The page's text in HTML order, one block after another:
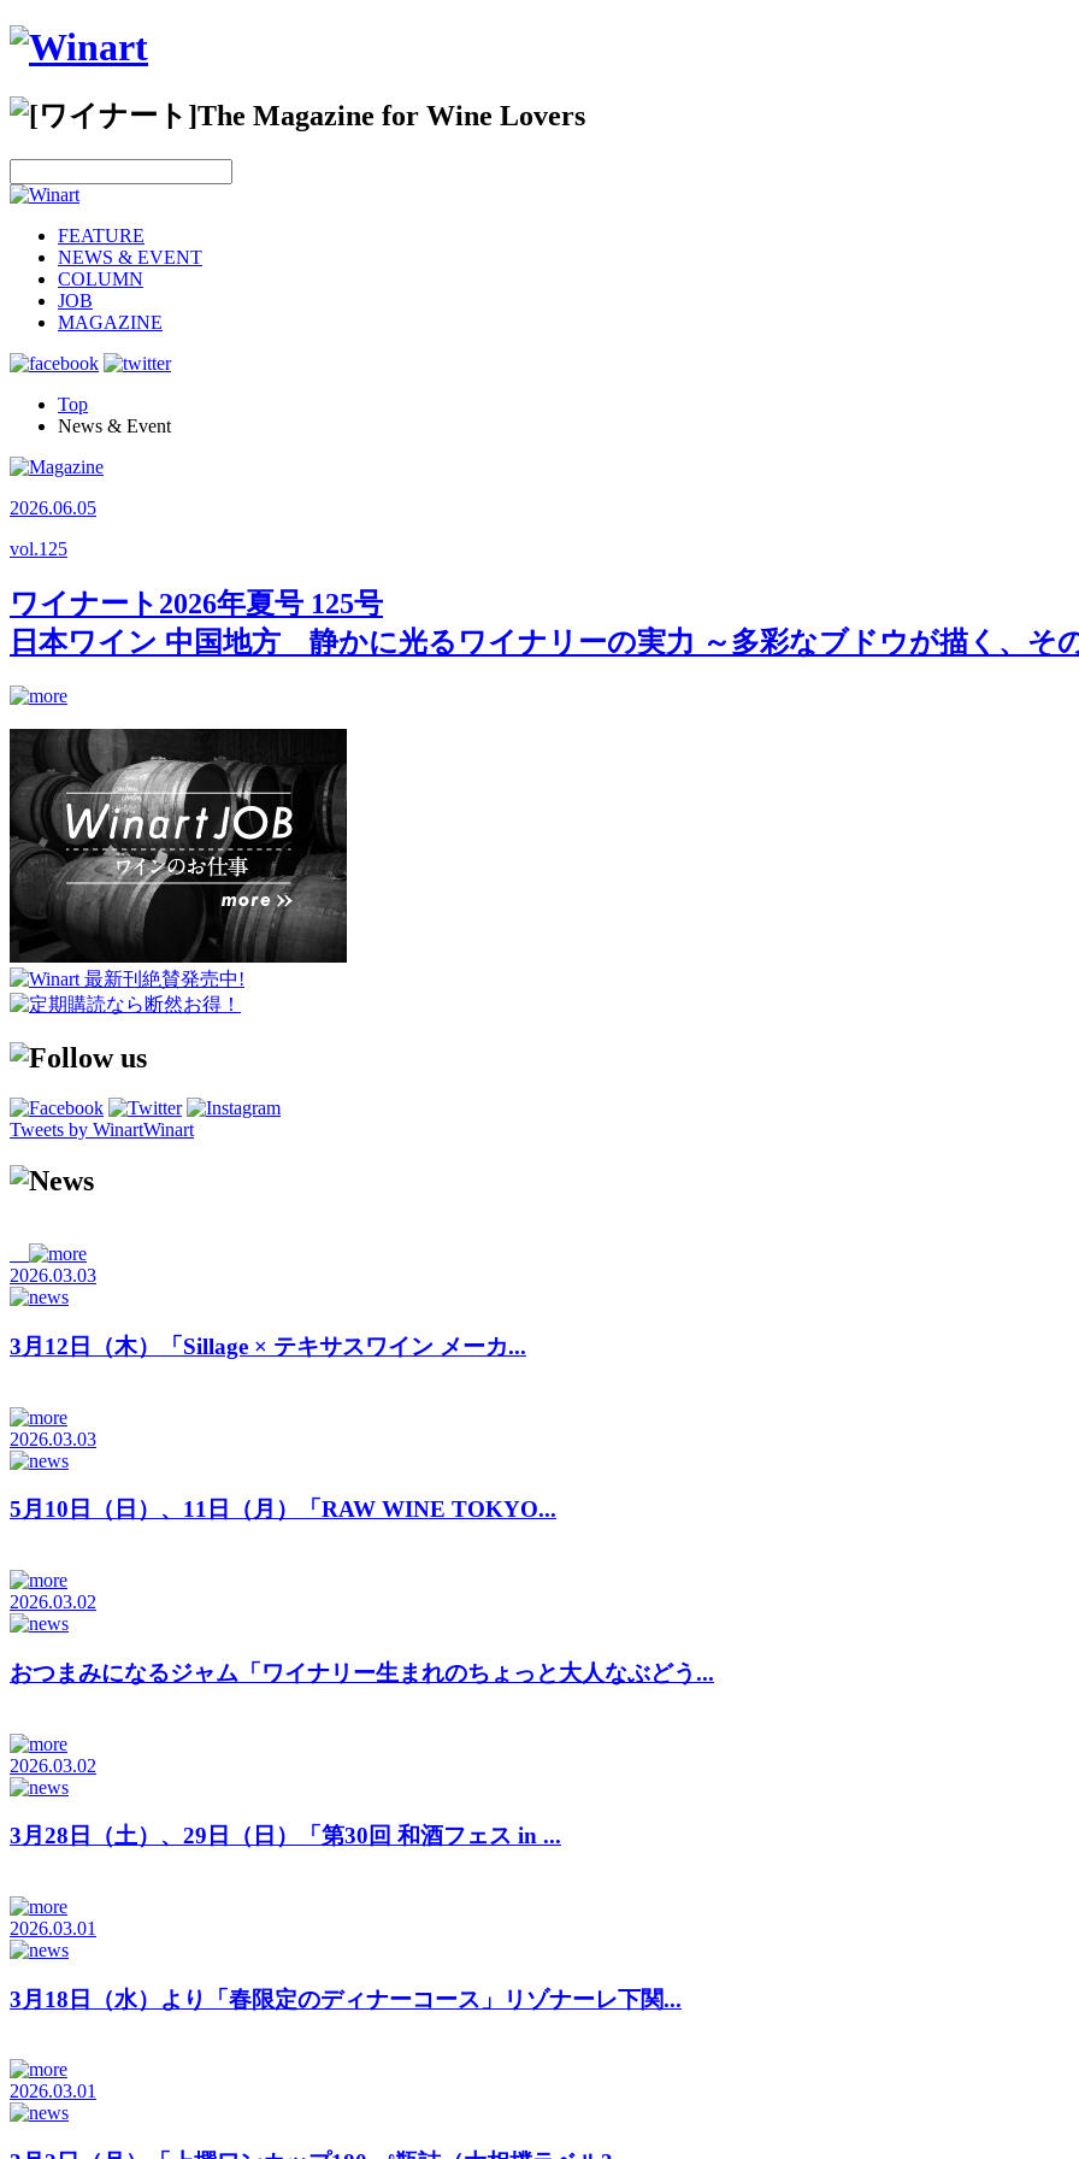
FEATURE
NEWS & EVENT
COLUMN
JOB
MAGAZINE
Top
News & Event
2026.06.05
vol.125
ワイナート2026年夏号 125号
日本ワイン 中国地方 静かに光るワイナリーの実力 ～多彩なブドウが描く、そ
Tweets by WinartWinart
2026.03.03
3月12日（木）「Sillage × テキサスワイン メーカ...
2026.03.03
5月10日（日）、11日（月）「RAW WINE TOKYO...
2026.03.02
おつまみになるジャム「ワイナリー生まれのちょっと大人なぶどう...
2026.03.02
3月28日（土）、29日（日）「第30回 和酒フェス in ...
2026.03.01
3月18日（水）より「春限定のディナーコース」リゾナーレ下関...
2026.03.01